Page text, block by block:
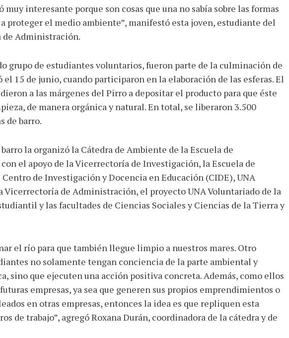
muy interesante porque son cosas que una no sabía sobre las formas
proteger el medio ambiente”, manifestó esta joven, estudiante del
de Administración.
grupo de estudiantes voluntarios, fueron parte de la culminación de
15 de junio, cuando participaron en la elaboración de las esferas. El
a las márgenes del Pirro a depositar el producto para que éste
de manera orgánica y natural. En total, se liberaron 3.500
de barro.
la organizó la Cátedra de Ambiente de la Escuela de
el apoyo de la Vicerrectoría de Investigación, la Escuela de
de Investigación y Docencia en Educación (CIDE), UNA
Vicerrectoría de Administración, el proyecto UNA Voluntariado de la
y las facultades de Ciencias Sociales y Ciencias de la Tierra y
el río para que también llegue limpio a nuestros mares. Otro
no solamente tengan conciencia de la parte ambiental y
sino que ejecuten una acción positiva concreta. Además, como ellos
empresas, ya sea que generen sus propios emprendimientos o
en otras empresas, entonces la idea es que repliquen esta
de trabajo”, agregó Roxana Durán, coordinadora de la cátedra y de
AGOSTO 05, 2026
defender la democracia
JULIO 24, 2026
Rechazo al reparto desigual